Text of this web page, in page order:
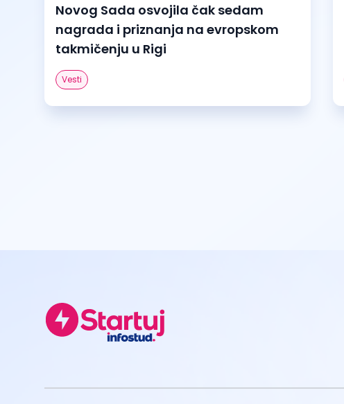
Novog Sada osvojila čak sedam
nagrada i priznanja na evropskom
takmičenju u Rigi
Vesti